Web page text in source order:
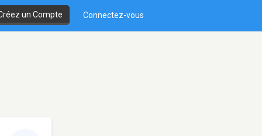
un Compte Connectez-vous